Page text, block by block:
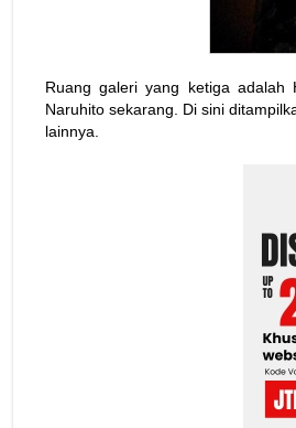
Ruang galeri yang ketiga adalah
Naruhito sekarang. Di sini
lainnya.